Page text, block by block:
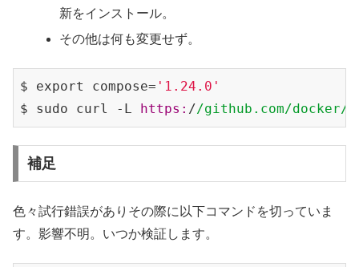
新をインストール。
その他は何も変更せず。
$ export compose= '1.24.0'
$ sudo curl -L https: //github.com/docker/
補足
色々試行錯誤がありその際に以下コマンドを切っていま
す。影響不明。いつか検証します。